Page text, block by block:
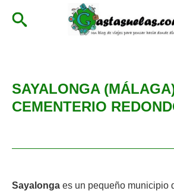
SAYALONGA
CEMENTERIO
Sayalonga es un pequeño municipio